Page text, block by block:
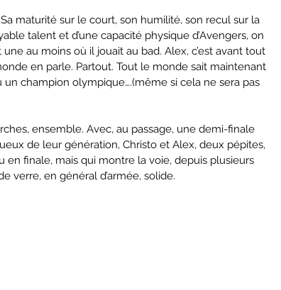
maturité sur le court, son humilité, son recul sur la
talent et d’une capacité physique d’Avengers, on
au moins où il jouait au bad. Alex, c’est avant tout
en parle. Partout. Tout le monde sait maintenant
champion olympique….(même si cela ne sera pas
ensemble. Avec, au passage, une demi-finale
de leur génération, Christo et Alex, deux pépites,
en finale, mais qui montre la voie, depuis plusieurs
verre, en général d’armée, solide.